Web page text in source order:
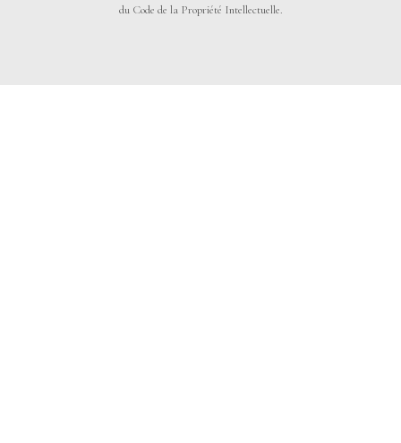
du Code de la Propriété Intellectuelle.